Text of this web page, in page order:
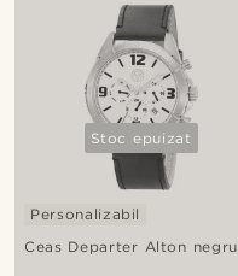
Stoc epuizat
Ceas Departer Alton negru
Personalizabil